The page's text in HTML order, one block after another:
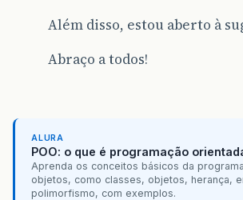
Além disso, estou aberto à
Abraço a todos!
ALURA
POO: o que é programação
Aprenda os conceitos básicos da
objetos, como classes, objetos, herança,
polimorfismo, com exemplos.